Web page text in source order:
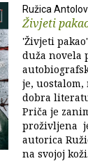
Ružica
Živjeti
'Živjeti
duža novela
je, uostalom,
dobra
Priča je
proživljena
autorica
na svojoj